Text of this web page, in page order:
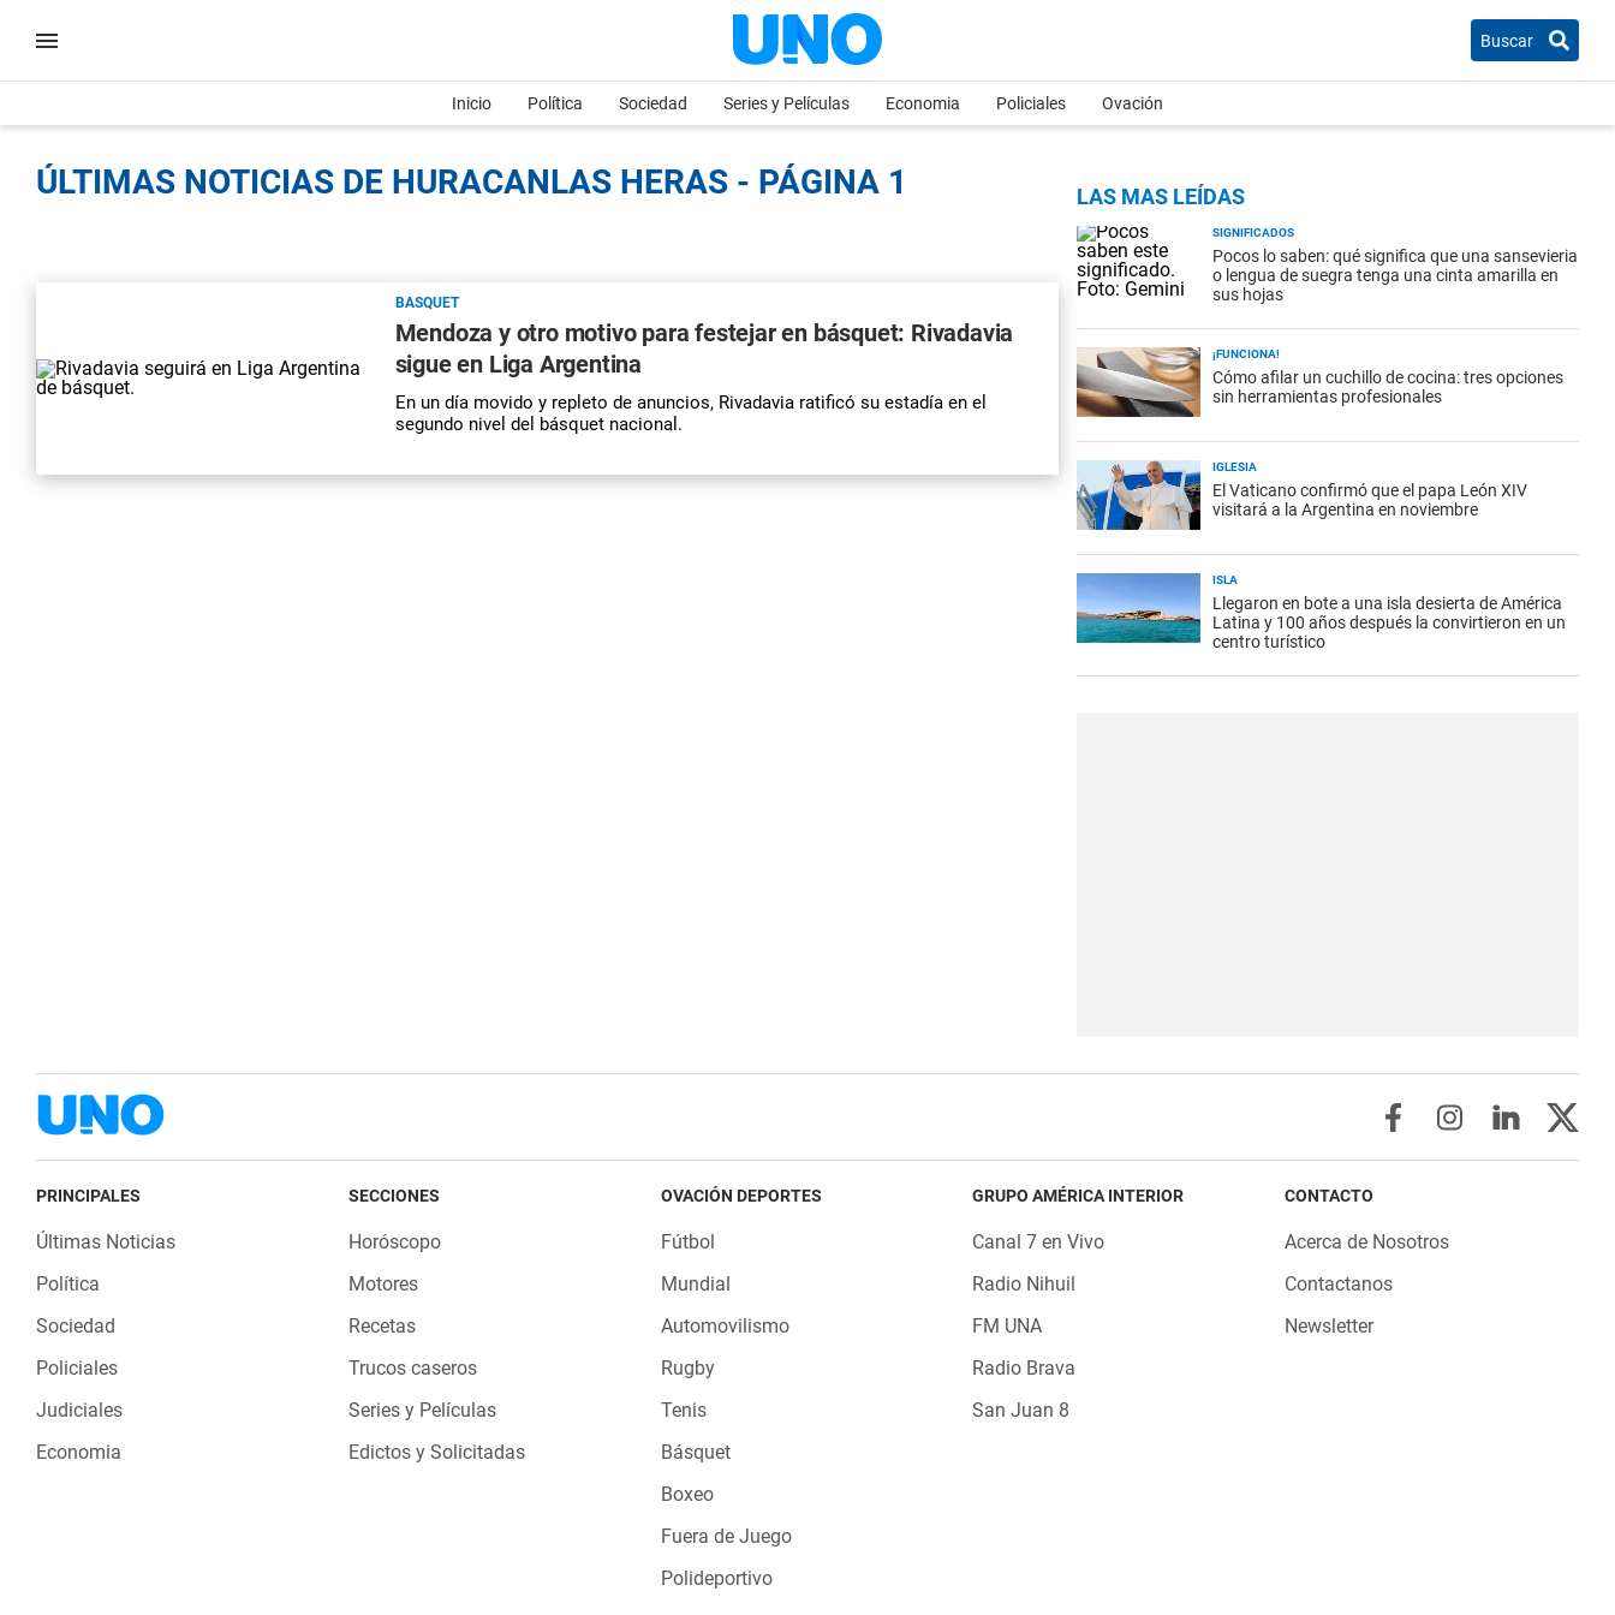
Buscar
Inicio Política Sociedad Series y Películas Economia Policiales Ovación
ÚLTIMAS NOTICIAS DE HURACANLAS HERAS - PÁGINA 1
BASQUET
Mendoza y otro motivo para festejar en básquet: Rivadavia
sigue en Liga Argentina
En un día movido y repleto de anuncios, Rivadavia ratificó su estadía en el
segundo nivel del básquet nacional.
LAS MAS LEÍDAS
SIGNIFICADOS
Pocos lo saben: qué significa que una sansevieria
o lengua de suegra tenga una cinta amarilla en
sus hojas
¡FUNCIONA!
Cómo afilar un cuchillo de cocina: tres opciones
sin herramientas profesionales
IGLESIA
El Vaticano confirmó que el papa León XIV
visitará a la Argentina en noviembre
ISLA
Llegaron en bote a una isla desierta de América
Latina y 100 años después la convirtieron en un
centro turístico
PRINCIPALES
Últimas Noticias
Política
Sociedad
Policiales
Judiciales
Economia
SECCIONES
Horóscopo
Motores
Recetas
Trucos caseros
Series y Películas
Edictos y Solicitadas
OVACIÓN DEPORTES
Fútbol
Mundial
Automovilismo
Rugby
Tenis
Básquet
Boxeo
Fuera de Juego
Polideportivo
GRUPO AMÉRICA INTERIOR
Canal 7 en Vivo
Radio Nihuil
FM UNA
Radio Brava
San Juan 8
CONTACTO
Acerca de Nosotros
Contactanos
Newsletter